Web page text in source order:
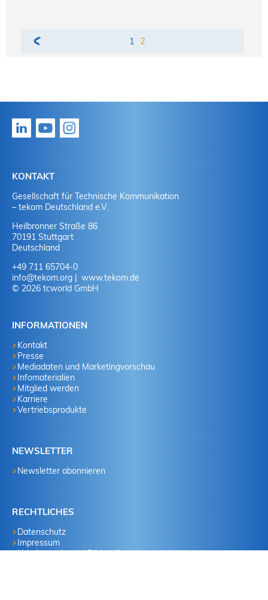
1 2
KONTAKT
Gesellschaft für Technische Kommunikation
– tekom Deutschland e.V.
Heilbronner Straße 86
70191 Stuttgart
Deutschland
+49 711 65704-0
info@tekom.org
www.tekom.de
© 2026 tcworld GmbH
INFORMATIONEN
Kontakt
Presse
Mediadaten und Marketingvorschau
Infomaterialien
Mitglied werden
Karriere
Vertriebsprodukte
NEWSLETTER
Newsletter abonnieren
RECHTLICHES
Datenschutz
Impressum
Urheberrecht und Bildquellen